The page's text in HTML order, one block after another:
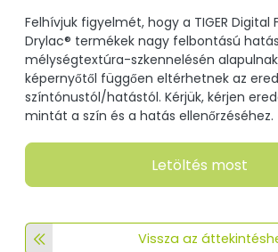
Felhívjuk figyelmét, hogy a TIGER Digital
Drylac® termékek nagy felbontású
mélységtextúra-szkennelésén
képernyőtől függően eltérhetnek az
színtónustól/hatástól. Kérjük, kérjen
mintát a szín és a hatás ellenőrzéséhez.
Letöltés most
Vissza az